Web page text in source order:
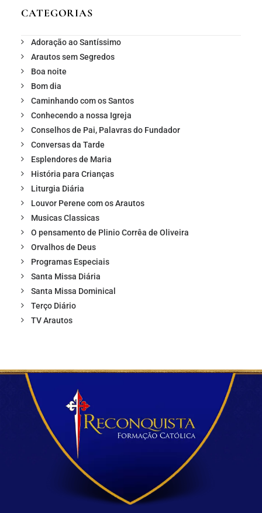
CATEGORIAS
Adoração ao Santíssimo
Arautos sem Segredos
Boa noite
Bom dia
Caminhando com os Santos
Conhecendo a nossa Igreja
Conselhos de Pai, Palavras do Fundador
Conversas da Tarde
Esplendores de Maria
História para Crianças
Liturgia Diária
Louvor Perene com os Arautos
Musicas Classicas
O pensamento de Plinio Corrêa de Oliveira
Orvalhos de Deus
Programas Especiais
Santa Missa Diária
Santa Missa Dominical
Terço Diário
TV Arautos